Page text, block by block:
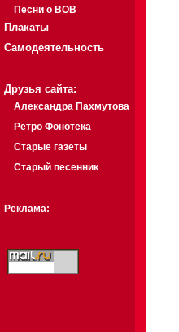
Песни о ВОВ
Плакаты
Самодеятельность
Друзья сайта:
Александра Пахмутова
Ретро Фонотека
Старые газеты
Старый песенник
Реклама: